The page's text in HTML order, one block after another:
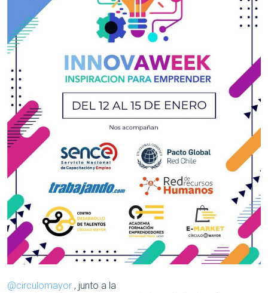
@circulomayor , junto a la